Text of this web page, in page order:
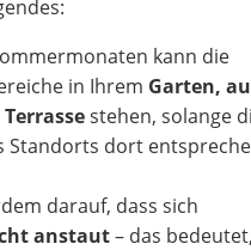
kann die
in Ihrem Garten,
stehen, solange
Standorts dort
darauf, dass sich
anstaut– das